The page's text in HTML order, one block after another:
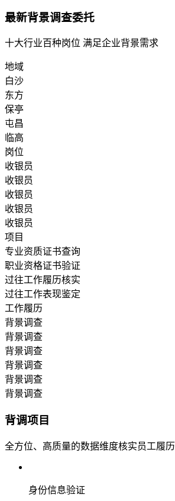
最新背景调查委托
十大行业百种岗位 满足企业背景需求
地域
白沙
东方
保亭
屯昌
临高
岗位
收银员
收银员
收银员
收银员
收银员
项目
专业资质证书查询
职业资格证书验证
过往工作履历核实
过往工作表现鉴定
工作履历
背景调查
背景调查
背景调查
背景调查
背景调查
背景调查
背调项目
全方位、高质量的数据维度核实员工履历
身份信息验证